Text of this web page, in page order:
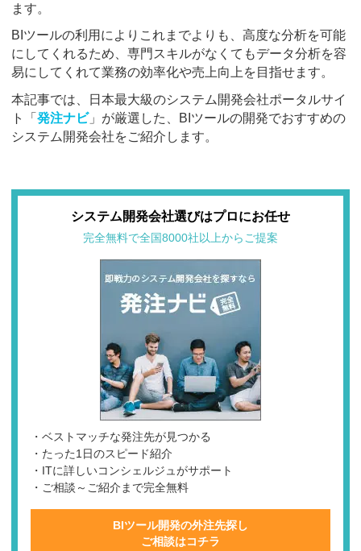
ます。
BIツールの利用によりこれまでよりも、高度な分析を可能
にしてくれるため、専門スキルがなくてもデータ分析を容
易にしてくれて業務の効率化や売上向上を目指せます。
本記事では、日本最大級のシステム開発会社ポータルサイ
ト「 発注ナビ」が厳選した、BIツールの開発でおすすめの
システム開発会社をご紹介します。
システム開発会社選びはプロにお任せ
完全無料で全国8000社以上からご提案
・ベストマッチな発注先が見つかる
・たった1日のスピード紹介
・ITに詳しいコンシェルジュがサポート
・ご相談～ご紹介まで完全無料
BIツール開発の外注先探し
ご相談はコチラ